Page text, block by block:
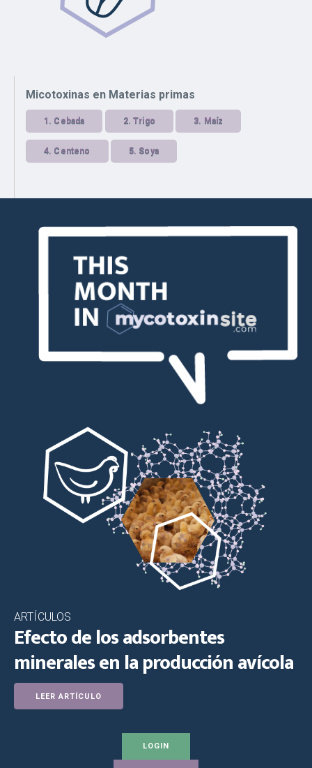
Micotoxinas en Materias primas
1. Cebada 2.Trigo 3. Maíz
4. Centeno 5. Soya
ARTÍCULOS
Efecto de los adsorbentes
minerales en la producción avícola
LEER ARTÍCULO
LOGIN